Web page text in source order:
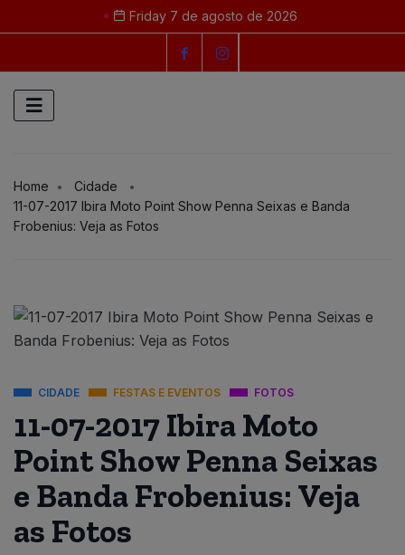
Friday 7 de agosto de 2026
Home
Cidade
11-07-2017 Ibira Moto Point Show Penna Seixas e Banda
Frobenius: Veja as Fotos
CIDADE FESTAS E EVENTOS FOTOS
11-07-2017 Ibira Moto
Point Show Penna Seixas
e Banda Frobenius: Veja
as Fotos